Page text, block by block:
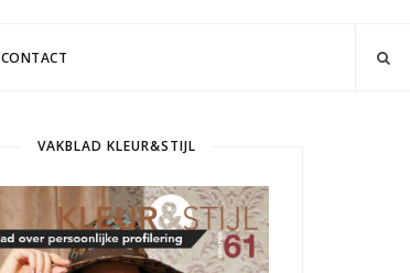
CONTACT
VAKBLAD KLEUR&STIJL